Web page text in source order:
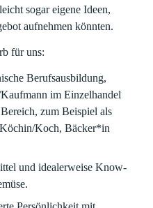
sogar eigene Ideen,
aufnehmen könnten.
für uns:
Berufsausbildung,
im Einzelhandel
zum Beispiel als
Koch, Bäcker*in
und idealerweise Know-